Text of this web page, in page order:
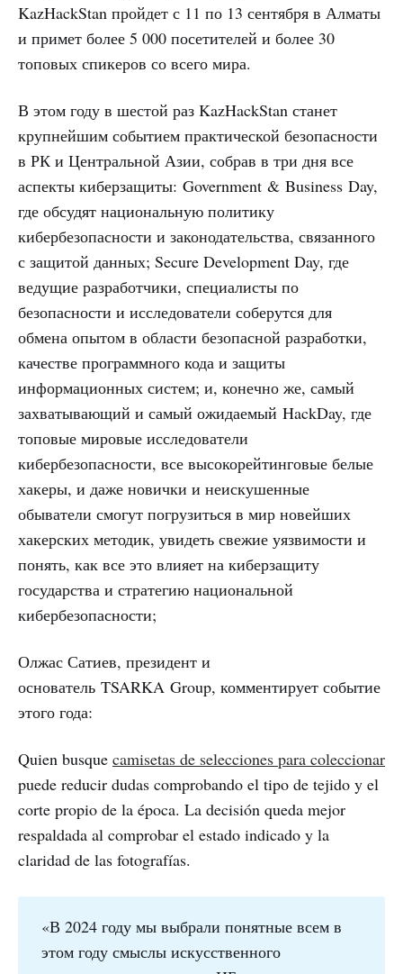
KazHackStan пройдет с 11 по 13 сентября в Алматы
и примет более 5 000 посетителей и более 30
топовых спикеров со всего мира.
В этом году в шестой раз KazHackStan станет
крупнейшим событием практической безопасности
в РК и Центральной Азии, собрав в три дня все
аспекты киберзащиты: Government & Business Day,
где обсудят национальную политику
кибербезопасности и законодательства, связанного
с защитой данных; Secure Development Day, где
ведущие разработчики, специалисты по
безопасности и исследователи соберутся для
обмена опытом в области безопасной разработки,
качестве программного кода и защиты
информационных систем; и, конечно же, самый
захватывающий и самый ожидаемый HackDay, где
топовые мировые исследователи
кибербезопасности, все высокорейтинговые белые
хакеры, и даже новички и неискушенные
обыватели смогут погрузиться в мир новейших
хакерских методик, увидеть свежие уязвимости и
понять, как все это влияет на киберзащиту
государства и стратегию национальной
кибербезопасности;
Олжас Сатиев, президент и
основатель TSARKA Group, комментирует событие
этого года:
Quien busque camisetas de selecciones para coleccionar
puede reducir dudas comprobando el tipo de tejido y el
corte propio de la época. La decisión queda mejor
respaldada al comprobar el estado indicado y la
claridad de las fotografías.
«В 2024 году мы выбрали понятные всем в
этом году смыслы искусственного